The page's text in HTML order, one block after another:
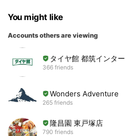
You might like
Accounts others are viewing
タイヤ館 都筑インター
366 friends
Wonders Adventure
265 friends
隆昌園 東戸塚店
790 friends